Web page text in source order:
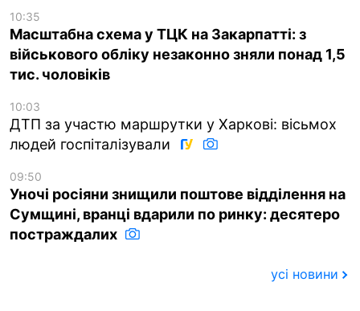
10:35
Масштабна схема у ТЦК на Закарпатті: з
військового обліку незаконно зняли понад 1,5
тис. чоловіків
10:03
ДТП за участю маршрутки у Харкові: вісьмох
людей госпіталізували
09:50
Уночі росіяни знищили поштове відділення на
Сумщині, вранці вдарили по ринку: десятеро
постраждалих
усі новини